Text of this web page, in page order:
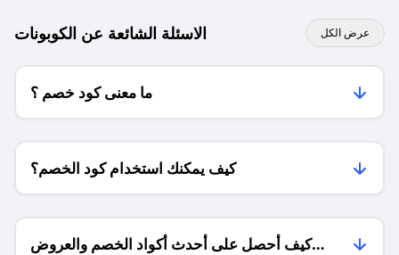
الاسئلة الشائعة عن الكوبونات عرض الكل
ما معنى كود خصم ؟
كيف يمكنك استخدام كود الخصم؟
كيف أحصل على أحدث أكواد الخصم والعروض